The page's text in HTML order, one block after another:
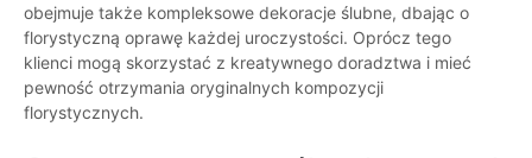
obejmuje także kompleksowe dekoracje ślubne, dbając o
florystyczną oprawę każdej uroczystości. Oprócz tego
klienci mogą skorzystać z kreatywnego doradztwa i mieć
pewność otrzymania oryginalnych kompozycji
florystycznych.